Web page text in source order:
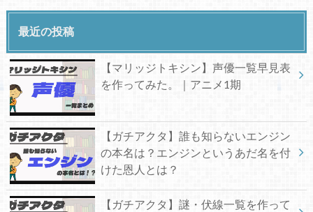
最近の投稿
【マリッジトキシン】声優一覧早見表
を作ってみた。｜アニメ1期
【ガチアクタ】誰も知らないエンジン
の本名は？エンジンというあだ名を付
けた恩人とは？
【ガチアクタ】謎・伏線一覧を作って